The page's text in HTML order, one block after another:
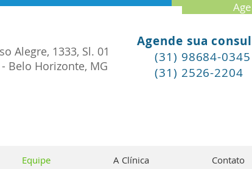
Alegre, 1333, Sl. 01
Belo Horizonte, MG
Agende sua
(31) 98684-0345
(31) 2526-2204
Equipe A Clínica Contato